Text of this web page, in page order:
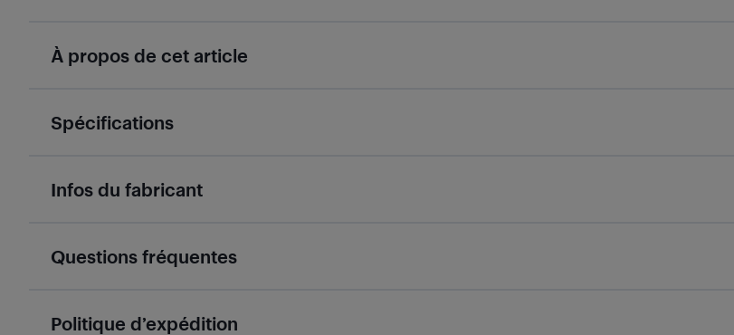
À propos de cet article
Spécifications
Infos du fabricant
Questions fréquentes
Politique d’expédition